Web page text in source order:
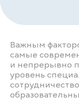
Важным
самые
и непрерывно
уровень